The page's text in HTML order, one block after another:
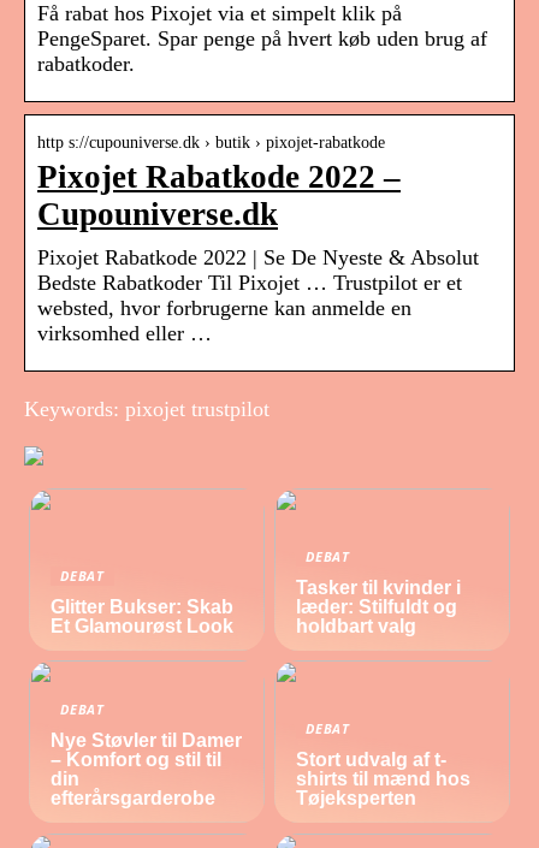
Få rabat hos Pixojet via et simpelt klik på
PengeSparet. Spar penge på hvert køb uden brug af
rabatkoder.
http s://cupouniverse.dk › butik › pixojet-rabatkode
Pixojet Rabatkode 2022 –
Cupouniverse.dk
Pixojet Rabatkode 2022 | Se De Nyeste & Absolut
Bedste Rabatkoder Til Pixojet … Trustpilot er et
websted, hvor forbrugerne kan anmelde en
virksomhed eller …
Keywords: pixojet trustpilot
DEBAT
Glitter Bukser: Skab
Et Glamourøst Look
DEBAT
Tasker til kvinder i
læder: Stilfuldt og
holdbart valg
DEBAT
Nye Støvler til Damer
– Komfort og stil til
din
efterårsgarderobe
DEBAT
Stort udvalg af t-
shirts til mænd hos
Tøjeksperten